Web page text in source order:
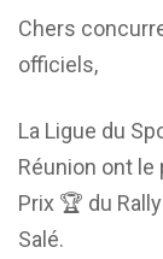
Chers
officiels,
La Ligue du
Réunion ont le
Prix 🏆 du
Salé.